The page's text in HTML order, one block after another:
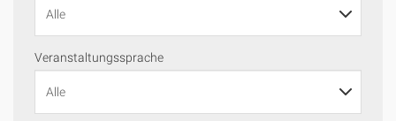
Veranstaltungssprache